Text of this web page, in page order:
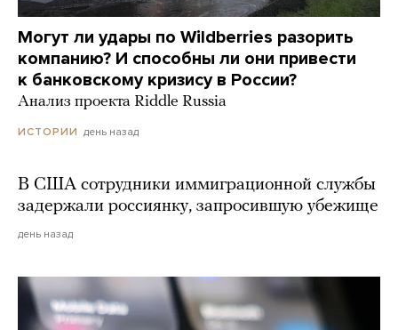
Могут ли удары по Wildberries разорить
компанию? И способны ли они привести
к банковскому кризису в России?
Анализ проекта Riddle Russia
ИСТОРИИ день назад
В США сотрудники иммиграционной службы
задержали россиянку, запросившую убежище
день назад